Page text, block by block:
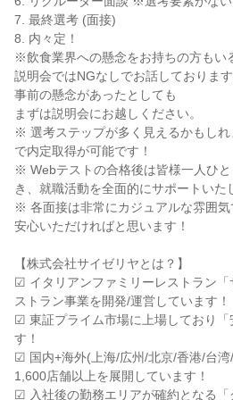
7. 最終選考 (面接)
8. 内々定！
※飲食業界への懸念をお持ちの方もい
説明会ではNGなしでお話しておりま
事前の懸念があったとしても
まずは説明会にお越しください。
※ 選考ステップが多く見えるかもし
で内定取得が可能です！
※ Webテストの合格後は皆様一人ひ
き、就職活動を全面的にサポートいた
※ 各面接は非常にカジュアルな雰囲
安心いただければと思います！
【株式会社サイゼリヤとは？】
☑ イタリアンファミリーレストラン「
ストラン事業を開発/運営しています！
☑ 東証プライム市場に上場しており
す！
☑ 国内+海外(上海/広州/北京/香港/台
1,600店舗以上を展開しています！
☑ 入社後の勤務エリアが確約となる「